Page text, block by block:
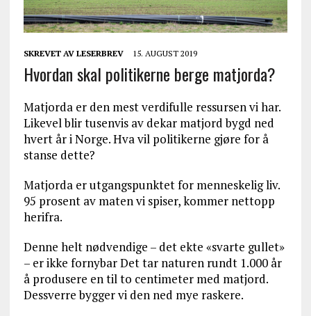
SKREVET AV LESERBREV 15. AUGUST 2019
Hvordan skal politikerne berge matjorda?
Matjorda er den mest verdifulle ressursen vi har.
Likevel blir tusenvis av dekar matjord bygd ned
hvert år i Norge. Hva vil politikerne gjøre for å
stanse dette?
Matjorda er utgangspunktet for menneskelig liv.
95 prosent av maten vi spiser, kommer nettopp
herifra.
Denne helt nødvendige – det ekte «svarte gullet»
– er ikke fornybar Det tar naturen rundt 1.000 år
å produsere en til to centimeter med matjord.
Dessverre bygger vi den ned mye raskere.